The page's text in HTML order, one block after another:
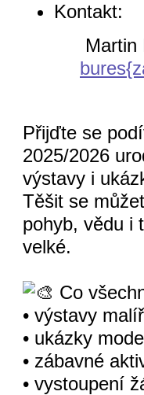
Kontakt:
Martin
Přijďte se
2025/2026
výstavy i
Těšit se
pohyb, vědu i
velké.
Co
• výstavy
• ukázky
• zábavné
• vystoupení